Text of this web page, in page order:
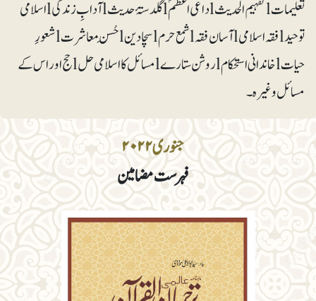
جنوری ۲۰۲۲
فہرست مضامین
تعلیمات lتفہیم الحدیث lداعی اعظمؐ lگلدستۂ حدیثlآدابِ زندگی lاسلامی
توحید lفقہ اسلامی lآسان فقہ lشمع حرم lسچا دین lحُسنِ معاشرت lشعورِ
حیات lخاندانی استحکام lروشن ستارے lمسائل کا اسلامی حل lحج اور اس کے
مسائل وغیرہ۔